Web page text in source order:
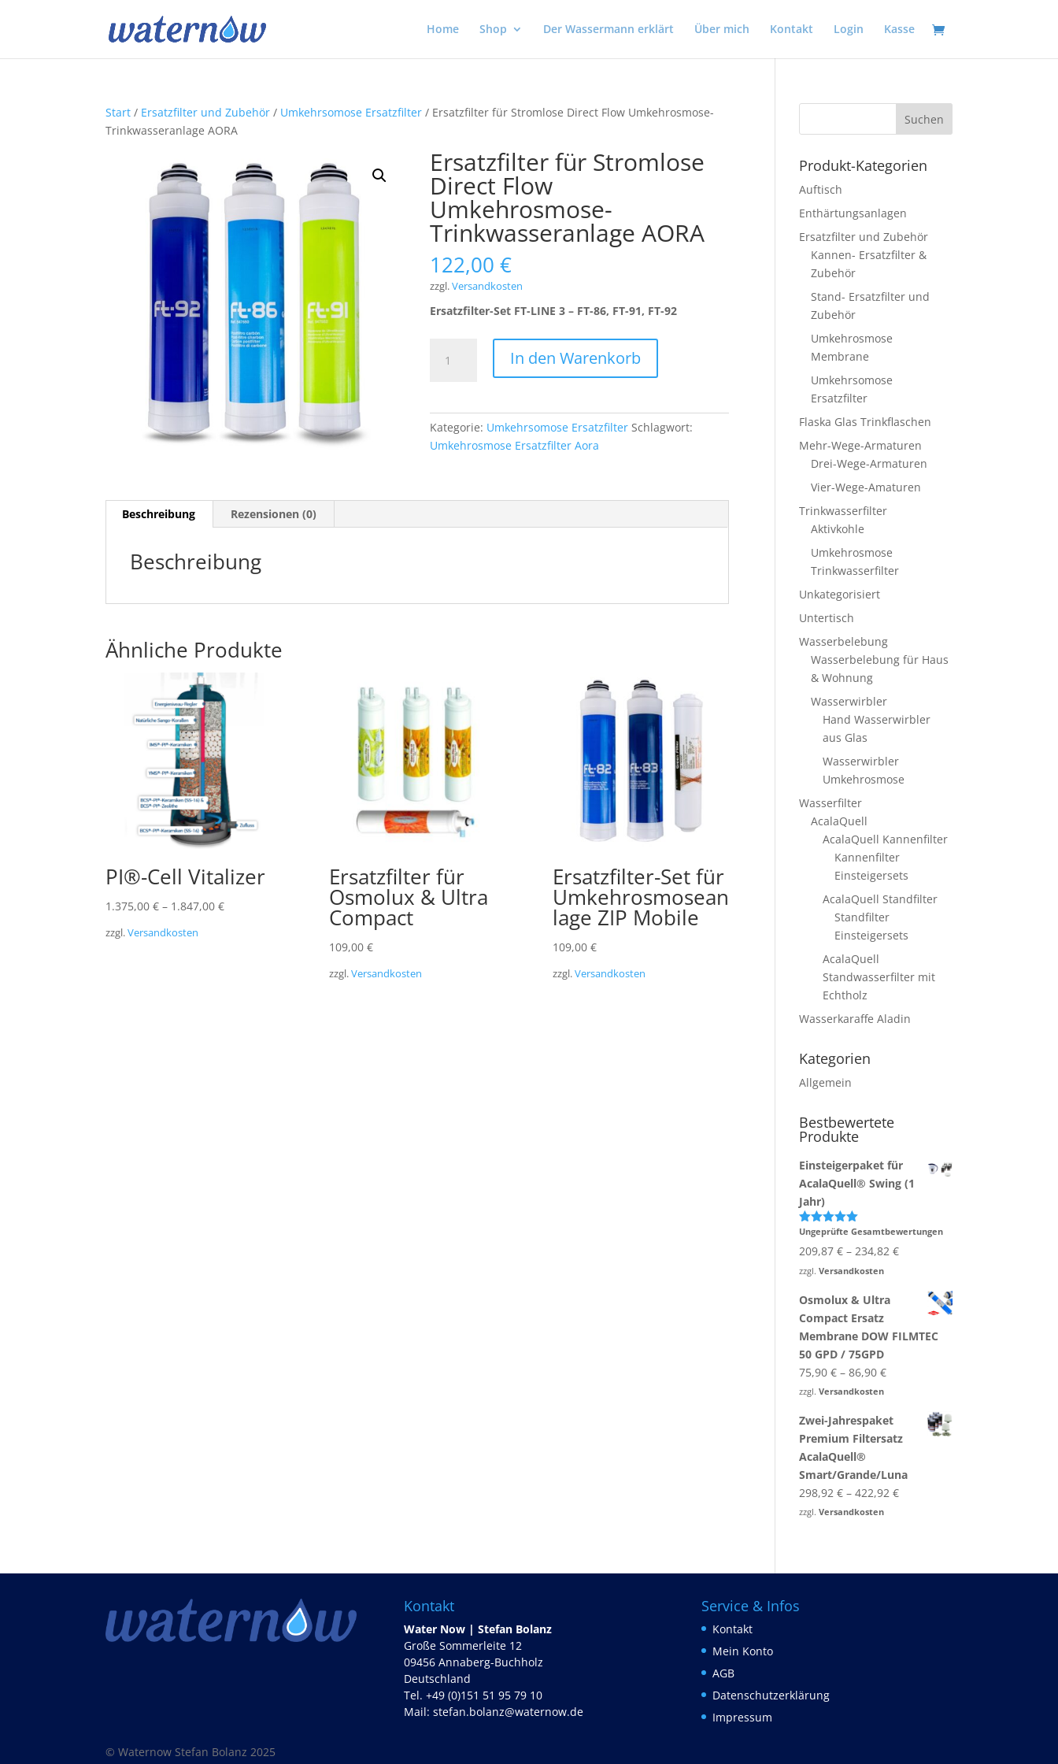
Home Shop Der Wassermann erklärt Über mich Kontakt Login Kasse
Start / Ersatzfilter und Zubehör / Umkehrsomose Ersatzfilter / Ersatzfilter für Stromlose Direct Flow Umkehrosmose-
Trinkwasseranlage AORA
Ersatzfilter für Stromlose
Direct Flow
Umkehrosmose-
Trinkwasseranlage AORA
122,00€
zzgl.Versandkosten
Ersatzfilter-Set FT-LINE 3 – FT-86, FT-91, FT-92
Umkehrosmose-
In den Warenkorb
Kategorie: Umkehrsomose Ersatzfilter Schlagwort:
Umkehrosmose Ersatzfilter Aora
Beschreibung Rezensionen (0)
Beschreibung
Ähnliche Produkte
PI®-Cell Vitalizer
1.375,00€ – 1.847,00€
zzgl.Versandkosten
Ersatzfilter für
Osmolux & Ultra
Compact
109,00 €
zzgl.Versandkosten
Ersatzfilter-Set für
Umkehrosmosean
lage ZIP Mobile
109,00 €
zzgl.Versandkosten
Produkt-Kategorien
Auftisch
Enthärtungsanlagen
Ersatzfilter und Zubehör
Kannen- Ersatzfilter &
Zubehör
Stand- Ersatzfilter und
Zubehör
Umkehrosmose
Membrane
Umkehrsomose
Ersatzfilter
Flaska Glas Trinkflaschen
Mehr-Wege-Armaturen
Drei-Wege-Armaturen
Vier-Wege-Amaturen
Trinkwasserfilter
Aktivkohle
Umkehrosmose
Trinkwasserfilter
Unkategorisiert
Untertisch
Wasserbelebung
Wasserbelebung für Haus
& Wohnung
Wasserwirbler
Hand Wasserwirbler
aus Glas
Wasserwirbler
Umkehrosmose
Wasserfilter
AcalaQuell
AcalaQuell Kannenfilter
Kannenfilter
Einsteigersets
AcalaQuell Standfilter
Standfilter
Einsteigersets
AcalaQuell
Standwasserfilter mit
Echtholz
Wasserkaraffe Aladin
Kategorien
Allgemein
Bestbewertete
Produkte
Einsteigerpaket für
AcalaQuell® Swing (1
Jahr)
Bewertet
von 5
Ungeprüfte Gesamtbewertungen
209,87€ –234,82€
zzgl.Versandkosten
Osmolux & Ultra
Compact Ersatz
Membrane DOW FILMTEC
50 GPD / 75GPD
75,90€ –86,90€
zzgl.Versandkosten
Zwei-​Jahrespaket
Premium Filtersatz
AcalaQuell®
Smart/Grande/Luna
298,92€ –422,92€
zzgl.Versandkosten
Kontakt
Water Now | Stefan Bolanz
Große Sommerleite 12
09456 Annaberg-Buchholz
Deutschland
Tel. +49 (0)151 51 95 79 10
Mail: stefan.bolanz@waternow.de
Service & Infos
Kontakt
Mein Konto
AGB
Datenschutzerklärung
Impressum
© Waternow Stefan Bolanz 2025